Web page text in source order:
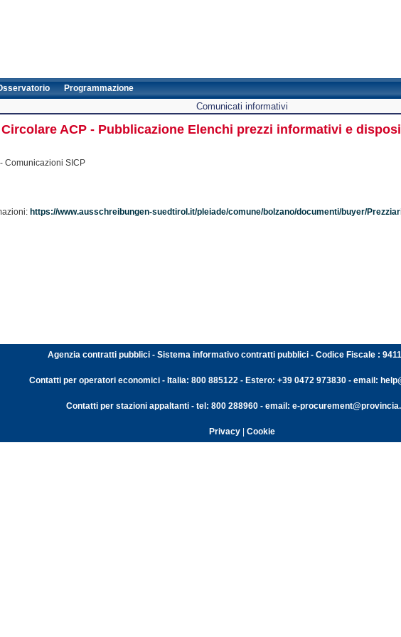
Programmazione
Comunicati informativi
Circolare ACP - Pubblicazione Elenchi prezzi informativi e
Comunicazioni SICP
https://www.ausschreibungen-suedtirol.it/pleiade/comune/bolzano/documenti/buyer/
Agenzia contratti pubblici - Sistema informativo contratti pubblici - Codice Fiscale :
Contatti per operatori economici - Italia: 800 885122 - Estero: +39 0472 973830 - email:
Contatti per stazioni appaltanti - tel: 800 288960 - email: e-
Privacy| Cookie